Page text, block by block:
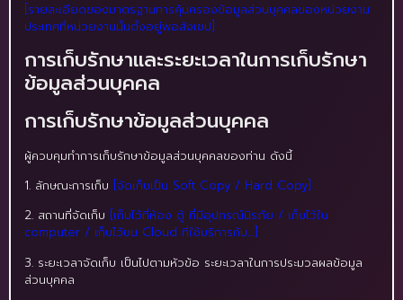
[รายละเอียดของมาตรฐานการคุ้มครองข้อมูลส่วนบุคคลของหน่วยงาน
ประเทศที่หน่วยงานนั้นตั้งอยู่พอสังเขป]
การเก็บรักษาและระยะเวลาในการเก็บรักษา
ข้อมูลส่วนบุคคล
การเก็บรักษาข้อมูลส่วนบุคคล
ผู้ควบคุมทำการเก็บรักษาข้อมูลส่วนบุคคลของท่าน ดังนี้
1. ลักษณะการเก็บ [จัดเก็บเป็น Soft Copy / Hard Copy]
2. สถานที่จัดเก็บ [เก็บไว้ที่ห้อง ตู้ ที่มีอุปกรณ์นิรภัย / เก็บไว้ใน
computer / เก็บไว้บน Cloud ที่ใช้บริการกับ…]
3. ระยะเวลาจัดเก็บ เป็นไปตามหัวข้อ ระยะเวลาในการประมวลผลข้อมูล
ส่วนบุคคล